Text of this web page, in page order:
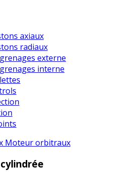
axiaux
radiaux
externe
interne
Moteur orbitraux